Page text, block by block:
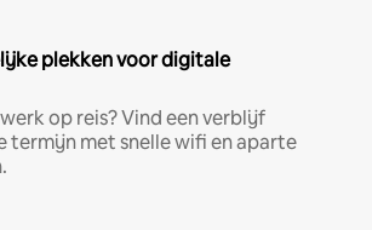
plekken voor digitale
op reis? Vind een verblijf
termijn met snelle wifi en aparte